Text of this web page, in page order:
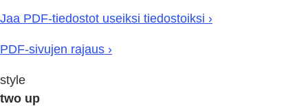
Jaa PDF-tiedostot useiksi tiedostoiksi ›
PDF-sivujen rajaus ›
style
two up